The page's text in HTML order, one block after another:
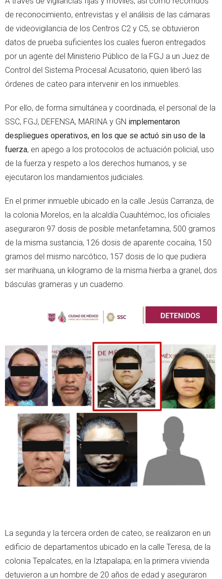
de reconocimiento, entrevistas y el análisis de las cámaras
de videovigilancia de los Centros C2 y C5, se obtuvieron
datos de prueba suficientes los cuales fueron entregados
por un agente del Ministerio Público de la FGJ a un Juez de
Control del Sistema Procesal Acusatorio, quien liberó las
órdenes de cateo para intervenir en los inmuebles.
Por ello, de forma simultánea y coordinada, el personal de la
SSC, FGJ, DEFENSA, MARINA y GN implementaron
despliegues operativos, en los que se actuó sin uso de la
fuerza, en apego a los protocolos de actuación policial, uso
de la fuerza y respeto a los derechos humanos, y se
ejecutaron los mandamientos judiciales.
En el primer inmueble ubicado en la calle Jesús Carranza, de
la colonia Morelos, en la alcaldía Cuauhtémoc, los oficiales
aseguraron 97 dosis de posible metanfetamina, 500 gramos
de la misma sustancia, 126 dosis de aparente cocaína, 150
gramos del mismo narcótico, 157 dosis de lo que pudiera
ser marihuana, un kilogramo de la misma hierba a granel, dos
básculas grameras y un cuaderno.
La segunda y la tercera orden de cateo, se realizaron en un
edificio de departamentos ubicado en la calle Teresa, de la
colonia Tepalcates, en la Iztapalapa; en la primera vivienda
detuvieron a un hombre de 20 años de edad y aseguraron